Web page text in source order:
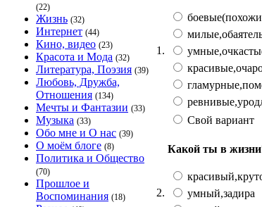
(22)
Жизнь (32)
Интернет (44)
Кино, видео (23)
Красота и Мода (32)
Литература, Поэзия (39)
Любовь, Дружба,
Отношения (134)
Мечты и Фантазии (33)
Музыка (33)
Обо мне и О нас (39)
О моём блоге (8)
Политика и Общество
(70)
Прошлое и
Воспоминания (18)
1.
Свой вариант
2.
Какой ты в
умный,задира